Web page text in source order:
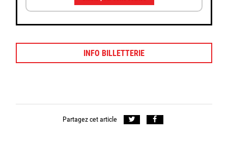
INFO BILLETTERIE
Partagez cet article